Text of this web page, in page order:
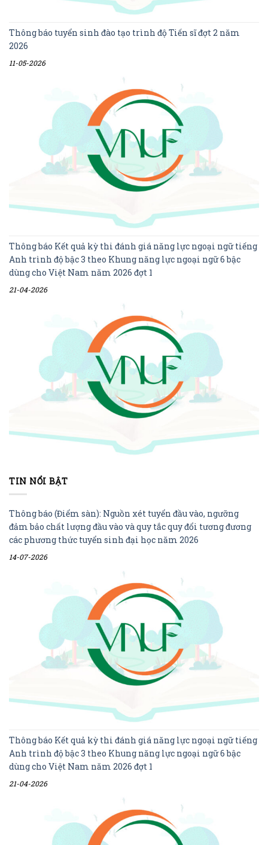
Thông báo tuyển sinh đào tạo trình độ Tiến sĩ đợt 2 năm
2026
11-05-2026
Thông báo Kết quả kỳ thi đánh giá năng lực ngoại ngữ tiếng
Anh trình độ bậc 3 theo Khung năng lực ngoại ngữ 6 bậc
dùng cho Việt Nam năm 2026 đợt 1
21-04-2026
TIN NỔI BẬT
Thông báo (Điểm sàn): Nguồn xét tuyển đầu vào, ngưỡng
đảm bảo chất lượng đầu vào và quy tắc quy đổi tương đương
các phương thức tuyển sinh đại học năm 2026
14-07-2026
Thông báo Kết quả kỳ thi đánh giá năng lực ngoại ngữ tiếng
Anh trình độ bậc 3 theo Khung năng lực ngoại ngữ 6 bậc
dùng cho Việt Nam năm 2026 đợt 1
21-04-2026